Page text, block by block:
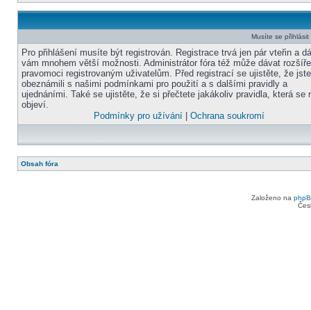
Musíte se
Pro přihlášení musíte být registrován. Registrace trvá jen pár vteřin a
vám mnohem větší možnosti. Administrátor fóra též může dávat
pravomoci registrovaným uživatelům. Před registrací se ujistěte, že
obeznámili s našimi podmínkami pro použití a s dalšími pravidly a
ujednáními. Také se ujistěte, že si přečtete jakákoliv pravidla, která se
objeví.
Podmínky pro užívání| Ochrana soukromí
Obsah fóra
Založeno na